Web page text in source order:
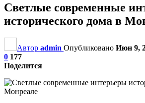
Светлые современные
исторического дома в
Автор admin Опубликовано Июн 9,
0 177
Поделится